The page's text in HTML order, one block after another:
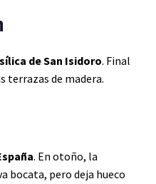
de San Isidoro. Final
terrazas de madera.
. En otoño, la
bocata, pero deja hueco